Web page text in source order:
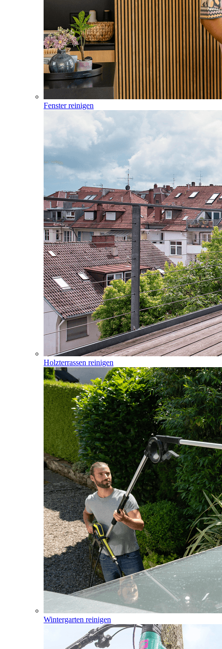
Fenster reinigen
Holzterrassen reinigen
Wintergarten reinigen